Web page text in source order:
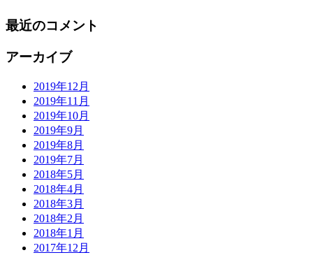
最近のコメント
アーカイブ
2019年12月
2019年11月
2019年10月
2019年9月
2019年8月
2019年7月
2018年5月
2018年4月
2018年3月
2018年2月
2018年1月
2017年12月